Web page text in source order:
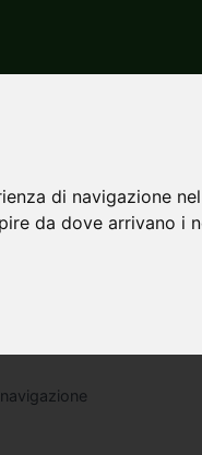
di navigazione
da dove arrivano i